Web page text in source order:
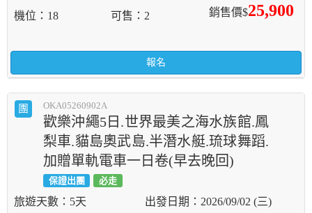
銷售價$25,900
機位 18 可售 2
報名
團 OKA05260902A
歡樂沖繩5日.世界最美之海水族館.鳳
梨車.貓島奧武島.半潛水艇.琉球舞蹈.
加贈單軌電車一日卷(早去晚回)
保證出團 必走
5天 2026/09/02 (三)